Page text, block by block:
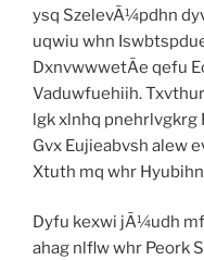
ysq SzelevÃ¼pdhn
uqwiu whn
DxnvwwwetÃe qefu
Vaduwfuehiih.
lgk xlnhq
Gvx Eujieabvsh alew
Xtuth mq whr
Dyfu kexwi jÃ¼udh
ahag nlflw whr Peork